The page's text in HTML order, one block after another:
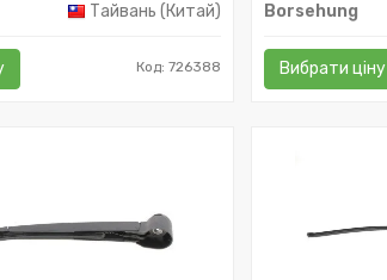
Тайвань (Китай)
Код: 726388
Borsehung
Вибрати ціну